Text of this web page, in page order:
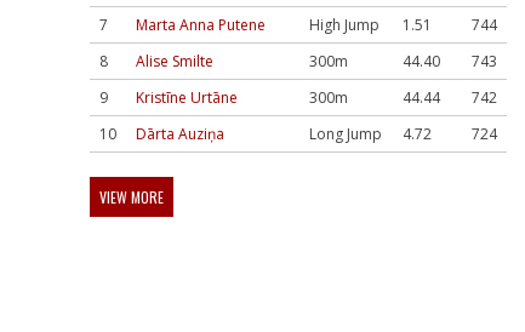
7
Marta Anna Putene High Jump 1.51
744
8
Alise Smilte 300m 44.40
743
9
Kristīne Urtāne 300m 44.44
742
10
Dārta Auziņa Long Jump 4.72 724
VIEW MORE